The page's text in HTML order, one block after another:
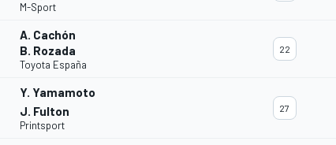
M-Sport
A. Cachón
B. Rozada
Toyota España
22
Y. Yamamoto
J. Fulton
Printsport
27